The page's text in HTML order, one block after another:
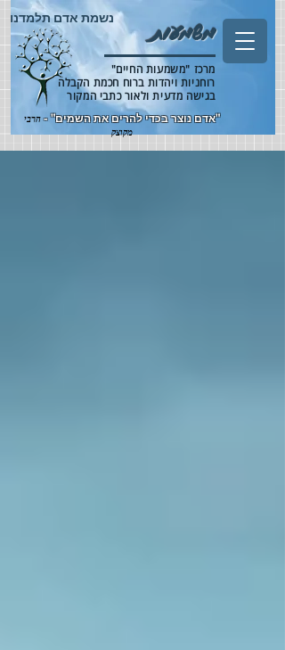
משמעות
מרכז "משמעות החיים"
רוחניות ויהדות ברוח חכמת הקבלה
בגישה מדעית ולאור כתבי המקור
"אדם נוצר בכדי להרים את השמים" -הרבי
מקוצק
נשמת אדם תלמדנו